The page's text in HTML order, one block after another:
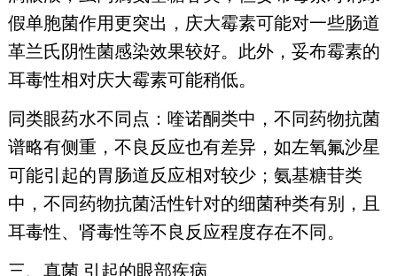
假单胞菌作用更突出，庆大霉素可能对一些肠道
革兰氏阴性菌感染效果较好。此外，妥布霉素的
耳毒性相对庆大霉素可能稍低。
同类眼药水不同点：喹诺酮类中，不同药物抗菌
谱略有侧重，不良反应也有差异，如左氧氟沙星
可能引起的胃肠道反应相对较少；氨基糖苷类
中，不同药物抗菌活性针对的细菌种类有别，且
耳毒性、肾毒性等不良反应程度存在不同。
三、真菌 引起的眼部疾病